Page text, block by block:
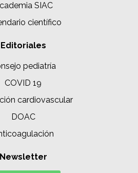
SIAC
científico
Editoriales
pediatría
COVID 19
cardiovascular
DOAC
Newsletter